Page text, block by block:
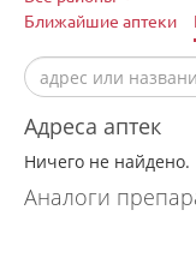
Ближайшие аптеки
Адреса аптек
Ничего не найдено.
Аналоги